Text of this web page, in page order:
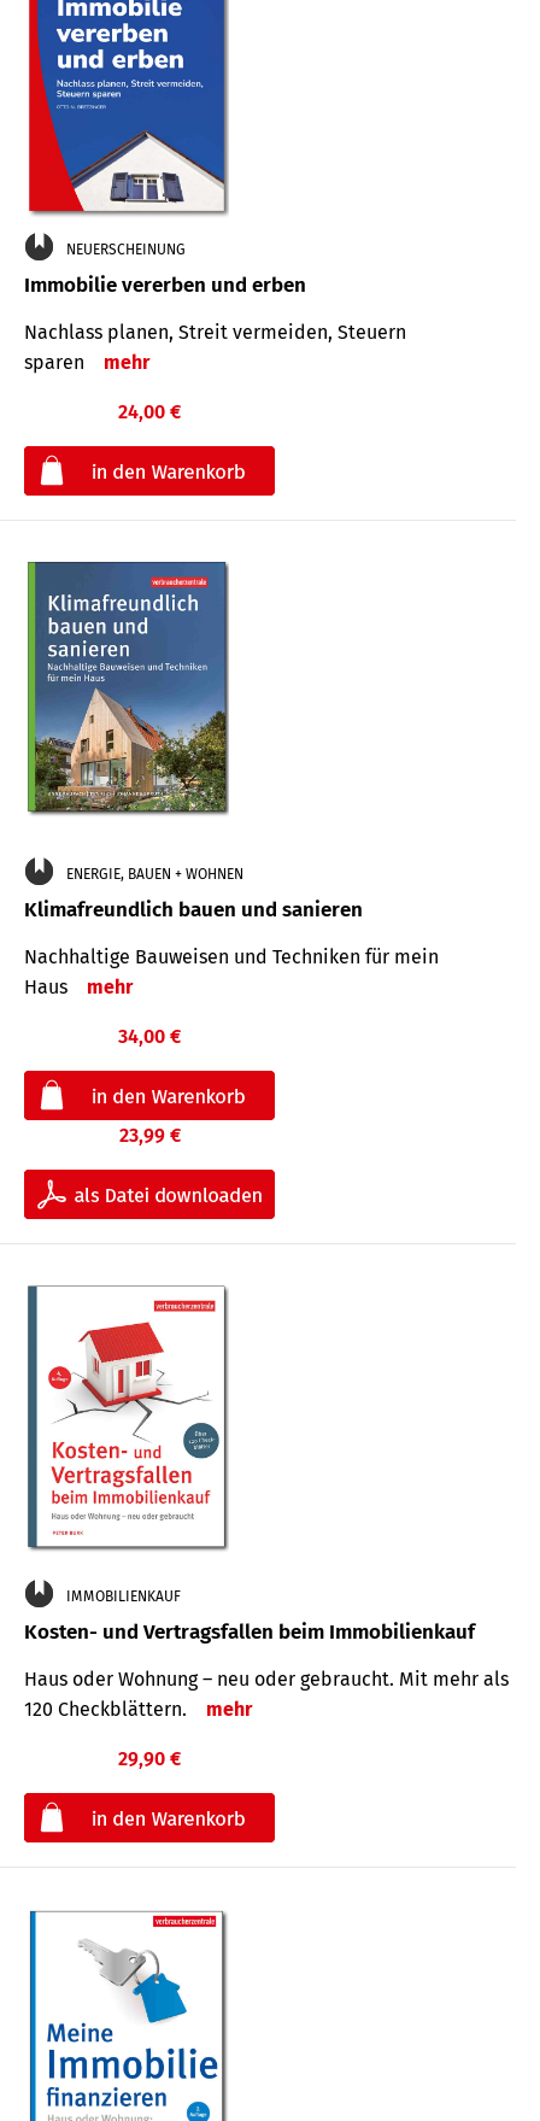
NEUERSCHEINUNG
Immobilie vererben und erben
Nachlass planen, Streit vermeiden, Steuern
sparen
mehr
24,00 €
ENERGIE, BAUEN + WOHNEN
Klimafreundlich bauen und sanieren
Nachhaltige Bauweisen und Techniken für mein
Haus
mehr
34,00 €
23,99 €
IMMOBILIENKAUF
Kosten- und Vertragsfallen beim Immobilienkauf
Haus oder Wohnung – neu oder gebraucht. Mit mehr als
120 Check­blättern.
mehr
29,90 €